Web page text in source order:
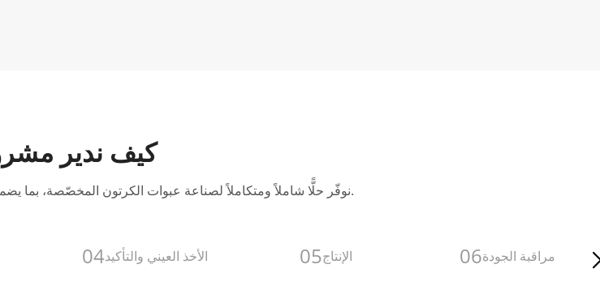
كيف ندير
نوفّر حلًّا شاملاً ومتكاملاً لصناعة عبوات الكرتون المخصّصة، بما يضمن تصميمًا سلسًا وتسليمًا موثوقًا في مكان واحد.
04الأخذ العيني والتأكيد 05الإنتاج 06مراقبة الجودة